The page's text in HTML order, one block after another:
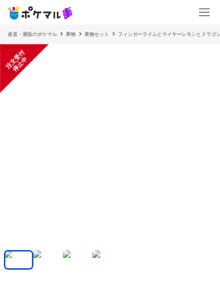
産直・通販のポケマル 果物 果物セット フィンガーライムとマイヤーレモンとドラゴ
注
文
受
付
停
止
中